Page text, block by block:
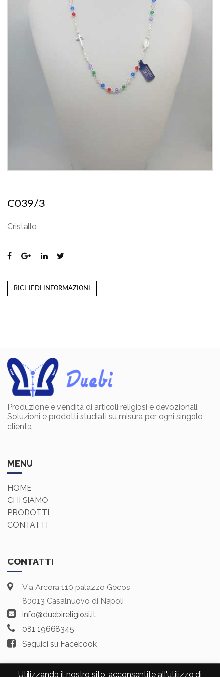
Utilizzando il nostro sito, acconsentite all'utilizzo di
C039/3
Cristallo
RICHIEDI INFORMAZIONI
Produzione e vendita di articoli religiosi e devozionali.
Soluzioni e prodotti studiati su misura per ogni singolo
cliente.
MENU
HOME
CHI SIAMO
PRODOTTI
CONTATTI
CONTATTI
Via Arcora 110 palazzo Gecos
80013 Casalnuovo di Napoli
info@duebireligiosi.it
081 19668345
Seguici su Facebook
Copyright © 2018 DUEBI di Savarese Mariarosaria -